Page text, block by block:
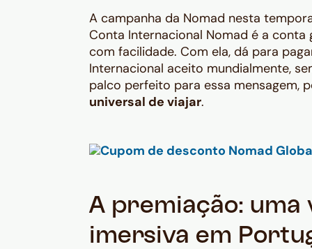
A campanha da Nomad nesta
Conta Internacional Nomad é a
com facilidade. Com ela, dá para
Internacional aceito mundialmente,
palco perfeito para essa mensagem,
universal de viajar.
A premiação: uma
imersiva em